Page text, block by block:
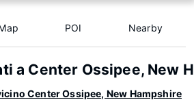
POI Nearby
a Center Ossipee, New
Center Ossipee, New Hampshire